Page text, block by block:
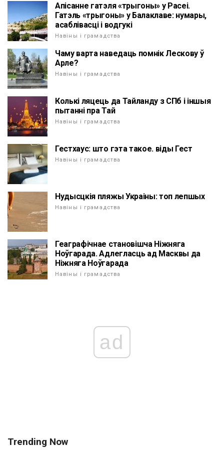
Апісанне гатэля «трыгоны» у Расеі.
Гатэль «трыгоны» у Балаклаве: нумары,
асаблівасці і водгукі
Навіны і грамадства
Чаму варта наведаць помнік Лескову ў
Арле?
Навіны і грамадства
Колькі ляцець да Тайланду з СПб і іншыя
пытанні пра Тай
Навіны і грамадства
Гестхаус: што гэта такое. віды Гест
Навіны і грамадства
Нудысцкія пляжы Украіны: топ лепшых
Навіны і грамадства
Геаграфічнае становішча Ніжняга
Ноўгарада. Адлегласць ад Масквы да
Ніжняга Ноўгарада
Навіны і грамадства
ad
Trending Now